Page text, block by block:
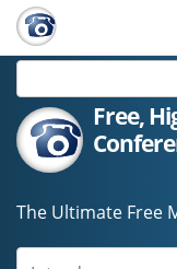
Free,
The Ultimate Free